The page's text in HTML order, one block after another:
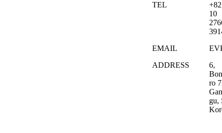
TEL
+82
10
EMAIL
ADDRESS
6,
ro
gu,